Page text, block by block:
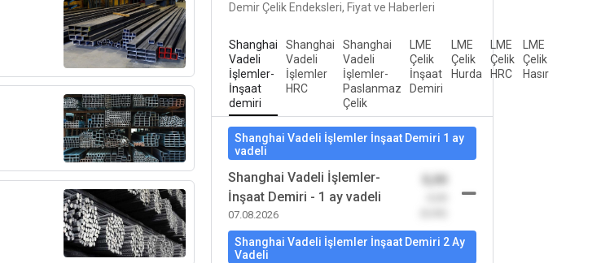
Demir Çelik Endeksleri, Fiyat ve Haberleri
Shanghai
Vadeli
İşlemler-
İnşaat
demiri
Shanghai
Vadeli
İşlemler
HRC
Shanghai
Vadeli
İşlemler-
Paslanmaz
Çelik
LME
Çelik
İnşaat
Demiri
LME
Çelik
Hurda
LME
Çelik
HRC
LME
Çelik
Hasır
Shanghai Vadeli İşlemler İnşaat Demiri 1 ay
vadeli
Shanghai Vadeli İşlemler-
İnşaat Demiri - 1 ay vadeli
07.08.2026
0,00
Shanghai Vadeli İşlemler İnşaat Demiri 2 Ay
Vadeli